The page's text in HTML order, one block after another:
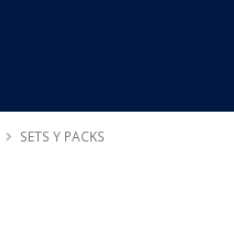
SETS Y PACKS